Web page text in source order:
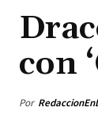
con
Por